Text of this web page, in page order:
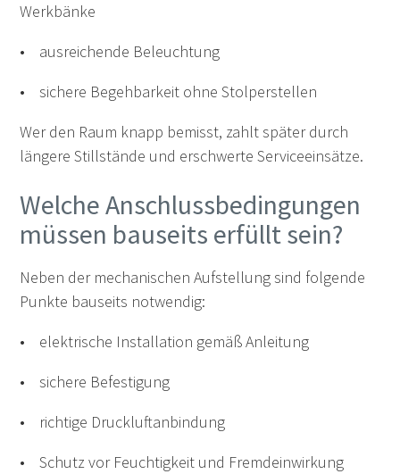
Werkbänke
• ausreichende Beleuchtung
• sichere Begehbarkeit ohne Stolperstellen
Wer den Raum knapp bemisst, zahlt später durch
längere Stillstände und erschwerte Serviceeinsätze.
Welche Anschlussbedingungen
müssen bauseits erfüllt sein?
Neben der mechanischen Aufstellung sind folgende
Punkte bauseits notwendig:
• elektrische Installation gemäß Anleitung
• sichere Befestigung
• richtige Druckluftanbindung
• Schutz vor Feuchtigkeit und Fremdeinwirkung